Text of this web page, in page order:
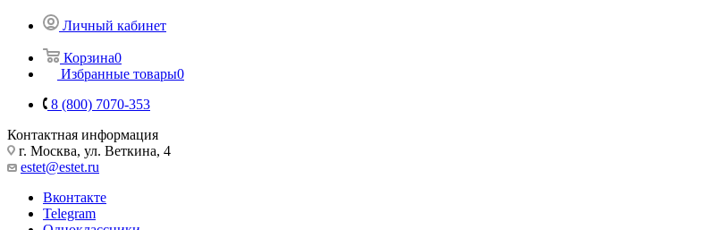
Личный кабинет
Корзина0
Избранные товары0
8 (800) 7070-353
Контактная информация
г. Москва, ул. Веткина, 4
estet@estet.ru
Вконтакте
Telegram